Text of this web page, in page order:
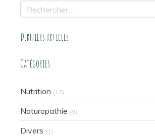
Rechercher
Derniers articles
Catégories
Nutrition (12)
Naturopathie (9)
Divers (1)